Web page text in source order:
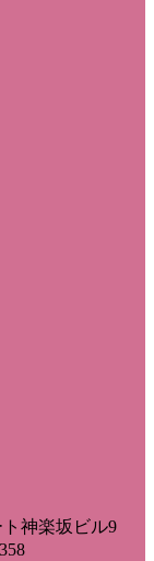
神楽坂ビル9